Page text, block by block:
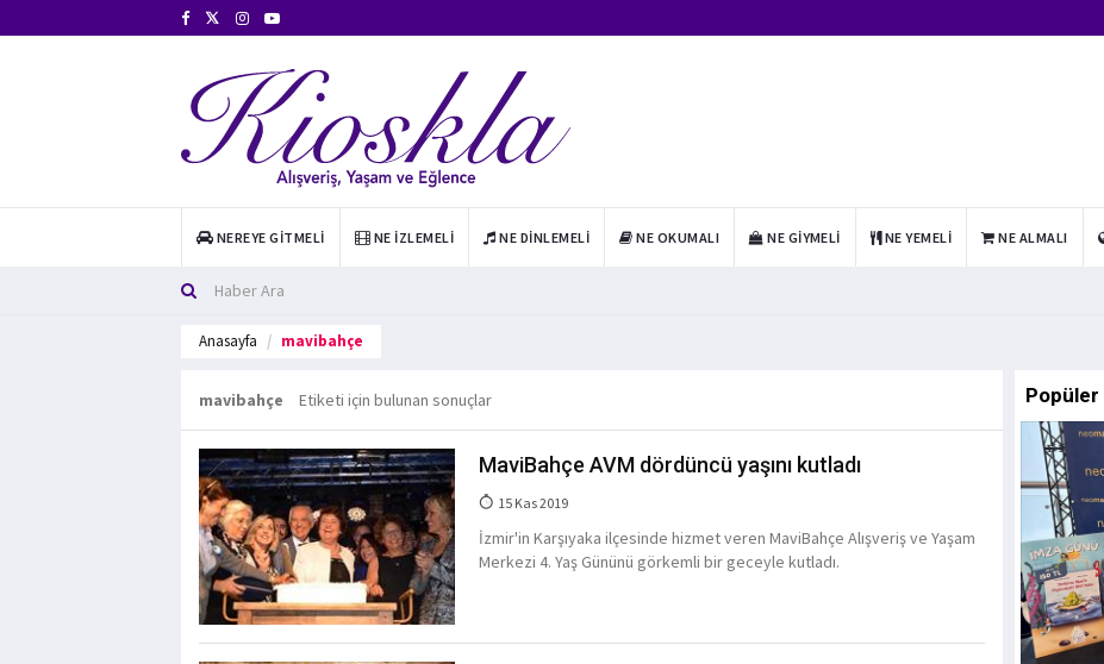
NEREYE GITMELI NE İZLEMELI NE DINLEMELI NE OKUMALI NE GIYMELI NE YEMELI NE ALMALI
Anasayfa mavibahçe
mavibahçe Etiketi için bulunan sonuçlar
MaviBahçe AVM dördüncü yaşını kutladı
15 Kas 2019
İzmir'in Karşıyaka ilçesinde hizmet veren MaviBahçe Alışveriş ve Yaşam
Merkezi 4. Yaş Gününü görkemli bir geceyle kutladı.
Popüler